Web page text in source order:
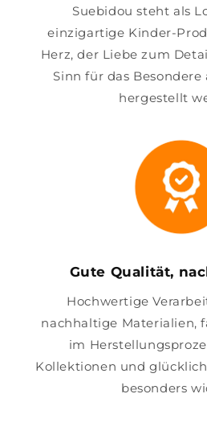
Suebidou steht als
einzigartige Kinder-
Herz, der Liebe zum
Sinn für das
hergestellt
Gute Qualität,
Hochwertige
nachhaltige Materialien,
im
Kollektionen und
besonders